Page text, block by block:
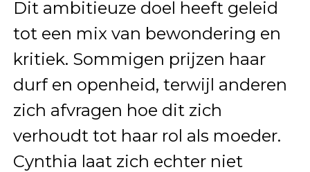
Dit ambitieuze doel heeft geleid
tot een mix van bewondering en
kritiek. Sommigen prijzen haar
durf en openheid, terwijl anderen
zich afvragen hoe dit zich
verhoudt tot haar rol als moeder.
Cynthia laat zich echter niet